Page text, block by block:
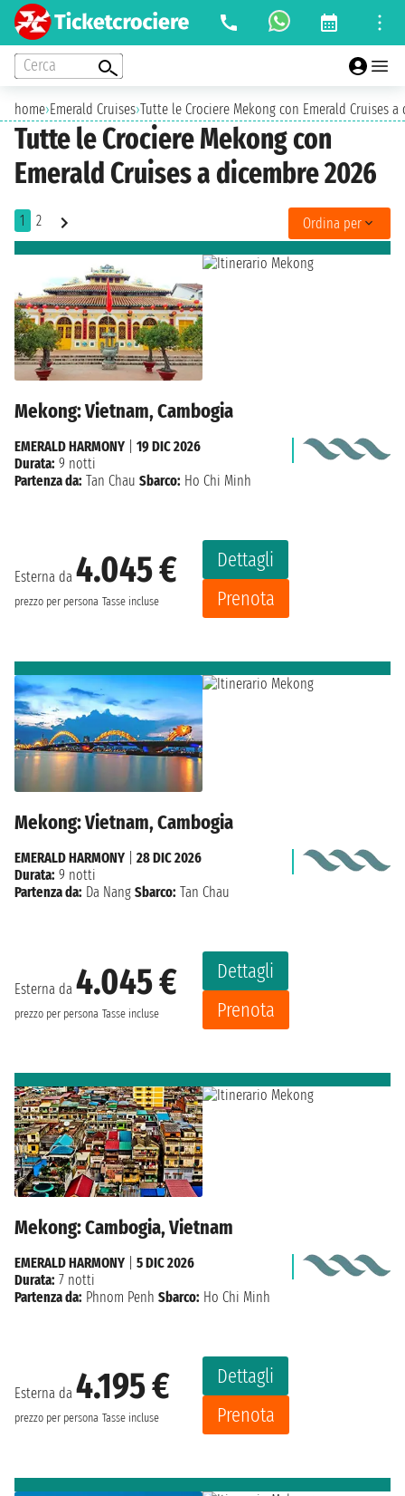
Cerca
home›Emerald Cruises›Tutte le Crociere Mekong con Emerald Cruises a
Tutte le Crociere Mekong con
Emerald Cruises a dicembre 2026
1 2 Ordina per
Mekong: Vietnam, Cambogia
Esterna da 4.045 €
prezzo per persona Tasse incluse
Dettagli
Prenota
EMERALD HARMONY
19 DIC 2026
Durata: 9 notti
Partenza da: Tan Chau Sbarco: Ho Chi Minh
Mekong: Vietnam, Cambogia
Esterna da 4.045 €
prezzo per persona Tasse incluse
Dettagli
Prenota
EMERALD HARMONY
28 DIC 2026
Durata: 9 notti
Partenza da: Da Nang Sbarco: Tan Chau
Mekong: Cambogia, Vietnam
Esterna da 4.195 €
prezzo per persona Tasse incluse
Dettagli
Prenota
EMERALD HARMONY
5 DIC 2026
Durata: 7 notti
Partenza da: Phnom Penh Sbarco: Ho Chi Minh